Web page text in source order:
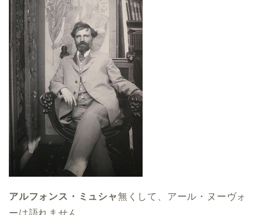
アルフォンス・ミュシャ無くして、アール・ヌーヴォ
ーは語れません。